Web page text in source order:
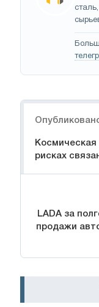
рисках
LADA за
продажи